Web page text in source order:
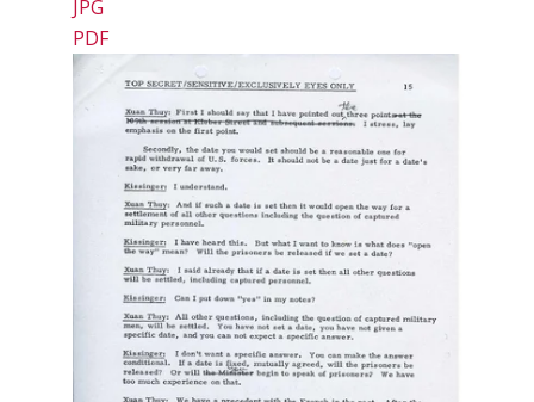
JPG
PDF